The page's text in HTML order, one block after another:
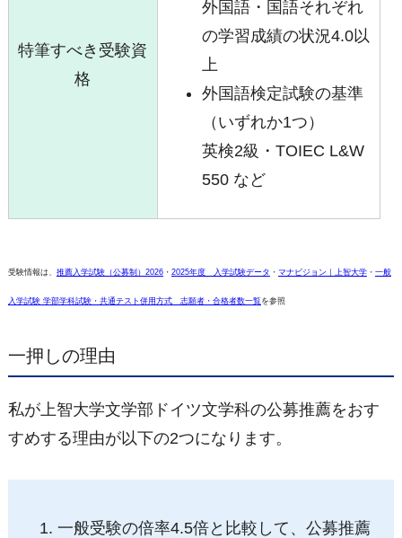
特筆すべき受験資
格
外国語・国語それぞれ
の学習成績の状況4.0以
上
外国語検定試験の基準
（いずれか1つ）
英検2級・TOIEC L&W
550 など
受験情報は、 推薦入学試験（公募制）2026・ 2025年度 入学試験データ ・ マナビジョン｜上智大学・ 一般
入学試験 学部学科試験・共通テスト併用方式 志願者・合格者数一覧を参照
一押しの理由
私が上智大学文学部ドイツ文学科の公募推薦をおす
すめする理由が以下の2つになります。
一般受験の倍率4.5倍と比較して、公募推薦